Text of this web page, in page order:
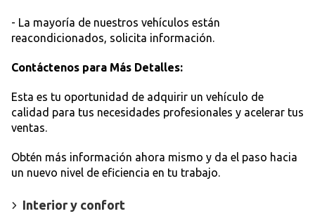
- La mayoría de nuestros vehículos están
reacondicionados, solicita información.
Contáctenos para Más Detalles:
Esta es tu oportunidad de adquirir un vehículo de
calidad para tus necesidades profesionales y acelerar tus
ventas.
Obtén más información ahora mismo y da el paso hacia
un nuevo nivel de eficiencia en tu trabajo.
Interior y confort